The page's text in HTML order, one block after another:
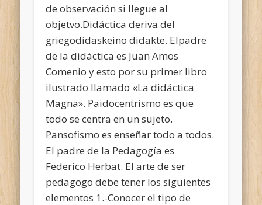
de observación si llegue al
objetvo.Didáctica deriva del
griegodidaskeino didakte. Elpadre
de la didáctica es Juan Amos
Comenio y esto por su primer libro
ilustrado llamado «La didáctica
Magna». Paidocentrismo es que
todo se centra en un sujeto.
Pansofismo es enseñar todo a todos.
El padre de la Pedagogía es
Federico Herbat. El arte de ser
pedagogo debe tener los siguientes
elementos 1.-Conocer el tipo de